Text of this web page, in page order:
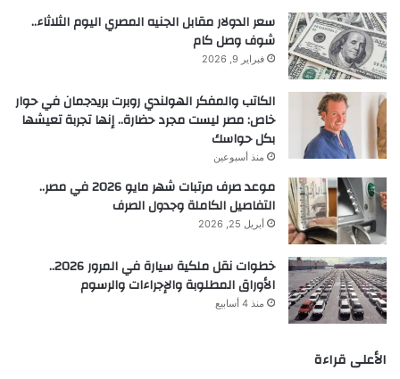
سعر الدولار مقابل الجنيه المصري اليوم الثلاثاء..
شوف وصل كام
فبراير 9, 2026
الكاتب والمفكر الهولندي روبرت بريدجمان في حوار
خاص: مصر ليست مجرد حضارة.. إنها تجربة تعيشها
بكل حواسك
منذ أسبوعين
موعد صرف مرتبات شهر مايو 2026 في مصر..
التفاصيل الكاملة وجدول الصرف
أبريل 25, 2026
خطوات نقل ملكية سيارة في المرور 2026..
الأوراق المطلوبة والإجراءات والرسوم
منذ 4 أسابيع
الأعلى قراءة